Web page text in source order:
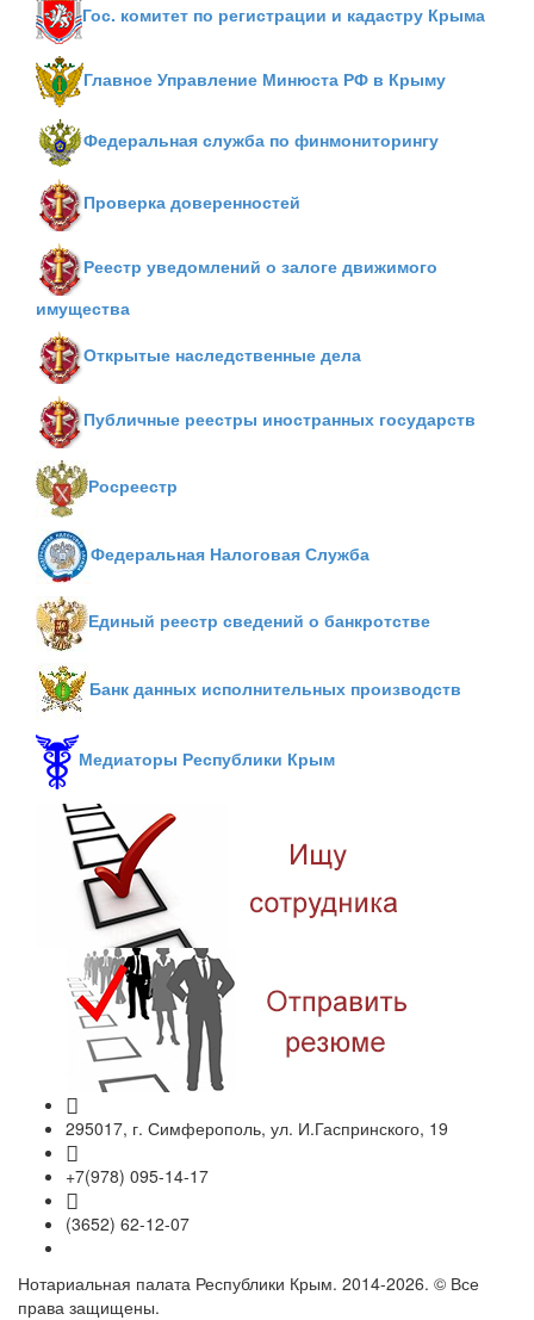
Гос. комитет по регистрации и кадастру Крыма
Главное Управление Минюста РФ в Крыму
Федеральная служба по финмониторингу
Проверка доверенностей
Реестр уведомлений о залоге движимого
имущества
Открытые наследственные дела
Публичные реестры иностранных государств
Росреестр
Федеральная Налоговая Служба
Единый реестр сведений о банкротстве
Банк данных исполнительных производств
Медиаторы Республики Крым
295017, г. Симферополь, ул. И.Гаспринского, 19
+7(978) 095-14-17
(3652) 62-12-07
Нотариальная палата Республики Крым. 2014-2026. © Все
права защищены.